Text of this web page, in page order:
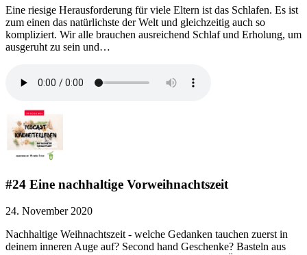
Eine riesige Herausforderung für viele Eltern ist das Schlafen. Es ist
zum einen das natürlichste der Welt und gleichzeitig auch so
kompliziert. Wir alle brauchen ausreichend Schlaf und Erholung, um
ausgeruht zu sein und…
#24 Eine nachhaltige Vorweihnachtszeit
24. November 2020
Nachhaltige Weihnachtszeit - welche Gedanken tauchen zuerst in
deinem inneren Auge auf? Second hand Geschenke? Basteln aus